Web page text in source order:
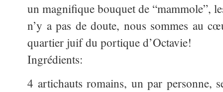
un magnifique bouquet de “mammole”,
n’y a pas de doute, nous sommes au
quartier juif du portique d’Octavie!
Ingrédients:
4 artichauts romains, un par personne,